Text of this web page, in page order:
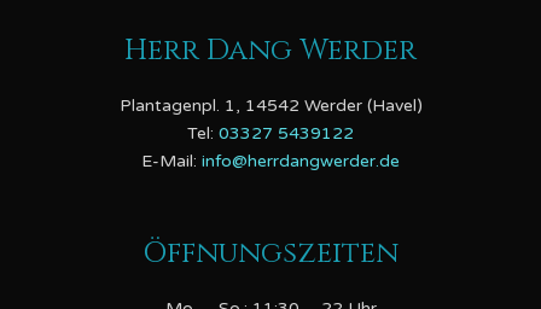
Herr Dang Werder
Plantagenpl. 1, 14542 Werder (Havel)
Tel: 03327 5439122
E-Mail: info@herrdangwerder.de
Öffnungszeiten